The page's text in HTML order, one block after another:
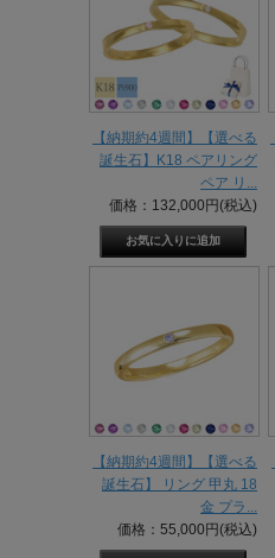
【納期約4週間】【選べる
誕生石】K18 ペアリング
ペア リ...
価格：132,000円(税込)
【納期約4週間】【選べる
誕生石】 リング 甲丸 18
金 プラ...
価格：55,000円(税込)